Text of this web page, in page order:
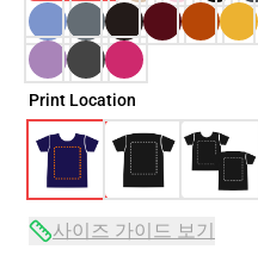
Print Location
사이즈 가이드 보기